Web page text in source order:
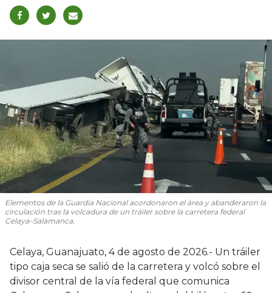
Elementos de la Guardia Nacional acordonaron el área y abanderaron la
circulación tras la volcadura de un tráiler sobre la carretera federal
Celaya–Salamanca.
Celaya, Guanajuato, 4 de agosto de 2026.- Un tráiler
tipo caja seca se salió de la carretera y volcó sobre el
divisor central de la vía federal que comunica